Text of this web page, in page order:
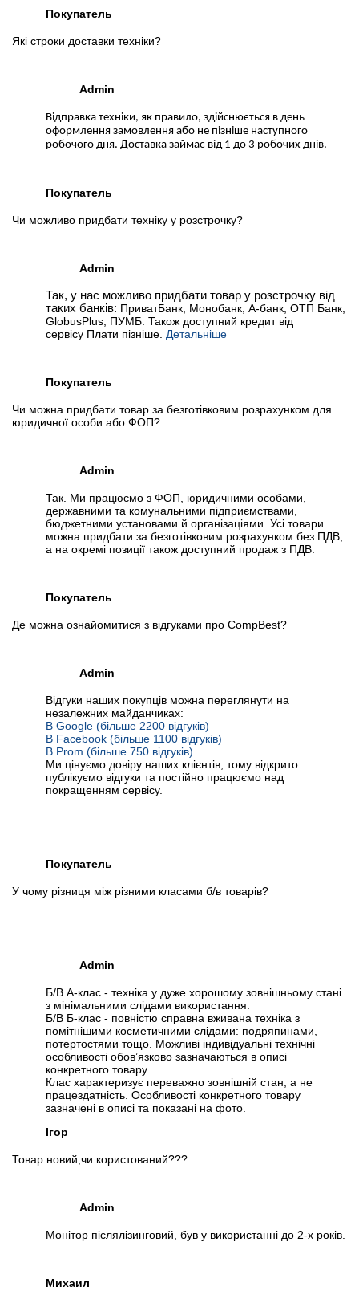
Покупатель
Які строки доставки техніки?
Admin
Відправка техніки, як правило, здійснюється в день
оформлення замовлення або не пізніше наступного
робочого дня. Доставка займає від 1 до 3 робочих днів.
Покупатель
Чи можливо придбати техніку у розстрочку?
Admin
Так, у нас можливо придбати товар у розстрочку від
таких банків: ПриватБанк, Монобанк, А-банк, ОТП Банк,
GlobusPlus, ПУМБ. Також доступний кредит від
сервісу Плати пізніше. Детальніше
Покупатель
Чи можна придбати товар за безготівковим розрахунком для
юридичної особи або ФОП?
Admin
Так. Ми працюємо з ФОП, юридичними особами,
державними та комунальними підприємствами,
бюджетними установами й організаціями. Усі товари
можна придбати за безготівковим розрахунком без ПДВ,
а на окремі позиції також доступний продаж з ПДВ.
Покупатель
Де можна ознайомитися з відгуками про CompBest?
Admin
Відгуки наших покупців можна переглянути на
незалежних майданчиках:
В Google (більше 2200 відгуків)
В Facebook (більше 1100 відгуків)
В Prom (більше 750 відгуків)
Ми цінуємо довіру наших клієнтів, тому відкрито
публікуємо відгуки та постійно працюємо над
покращенням сервісу.
Покупатель
У чому різниця між різними класами б/в товарів?
Admin
Б/В А-клас - техніка у дуже хорошому зовнішньому стані
з мінімальними слідами використання.
Б/В Б-клас - повністю справна вживана техніка з
помітнішими косметичними слідами: подряпинами,
потертостями тощо. Можливі індивідуальні технічні
особливості обов’язково зазначаються в описі
конкретного товару.
Клас характеризує переважно зовнішній стан, а не
працездатність. Особливості конкретного товару
зазначені в описі та показані на фото.
Ігор
Товар новий,чи користований???
Admin
Монітор післялізинговий, був у використанні до 2-х років.
Михаил